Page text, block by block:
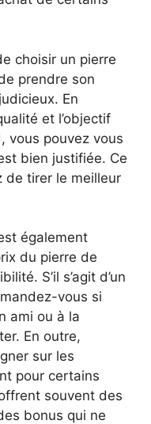
choisir un pierre
prendre son
En
et l’objectif
vous pouvez vous
bien justifiée. Ce
de tirer le meilleur
également
du pierre de
S’il s’agit d’un
vous si
ami ou à la
En outre,
sur les
pour certains
souvent des
bonus qui ne